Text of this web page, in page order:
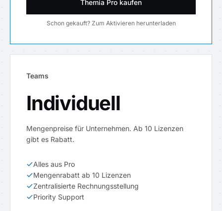
Themia Pro kaufen
Schon gekauft? Zum Aktivieren herunterladen
Teams
Individuell
Mengenpreise für Unternehmen. Ab 10 Lizenzen
gibt es Rabatt.
Alles aus Pro
Mengenrabatt ab 10 Lizenzen
Zentralisierte Rechnungsstellung
Priority Support